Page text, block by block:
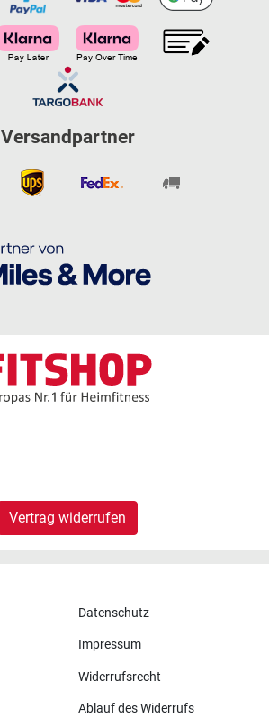
Versandpartner
Vertrag widerrufen
Datenschutz
Impressum
Widerrufsrecht
Ablauf des Widerrufs